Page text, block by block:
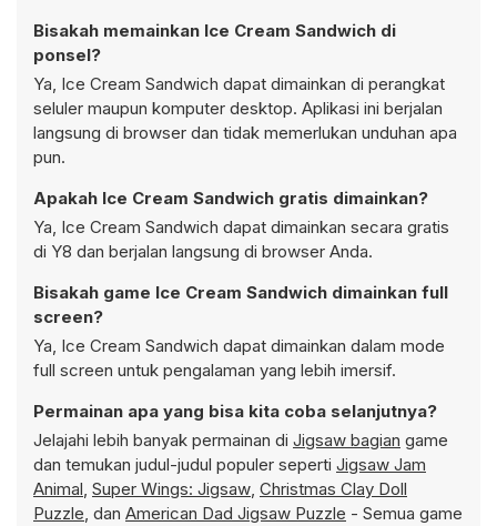
Bisakah memainkan Ice Cream Sandwich di
ponsel?
Ya, Ice Cream Sandwich dapat dimainkan di perangkat
seluler maupun komputer desktop. Aplikasi ini berjalan
langsung di browser dan tidak memerlukan unduhan apa
pun.
Apakah Ice Cream Sandwich gratis dimainkan?
Ya, Ice Cream Sandwich dapat dimainkan secara gratis
di Y8 dan berjalan langsung di browser Anda.
Bisakah game Ice Cream Sandwich dimainkan full
screen?
Ya, Ice Cream Sandwich dapat dimainkan dalam mode
full screen untuk pengalaman yang lebih imersif.
Permainan apa yang bisa kita coba selanjutnya?
Jelajahi lebih banyak permainan di Jigsaw bagian game
dan temukan judul-judul populer seperti Jigsaw Jam
Animal, Super Wings: Jigsaw, Christmas Clay Doll
Puzzle, dan American Dad Jigsaw Puzzle - Semua game